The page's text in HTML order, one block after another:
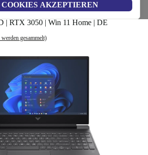
AKZEPTIEREN
fa | i5-12450H | 15.6-Zoll
| RTX 3050 | Win 11 Home | DE
gesammelt)